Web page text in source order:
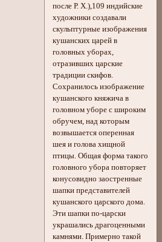
после Р. Х.),109 индийские
художники создавали
скульптурные изображения
кушанских царей в
головных уборах,
отразивших царские
традиции скифов.
Сохранилось изображение
кушанского княжича в
головном уборе с широким
обручем, над которым
возвышается оперенная
шея и голова хищной
птицы. Общая форма такого
головного убора повторяет
конусовидно заостренные
шапки представителей
кушанского царского дома.
Эти шапки по-царски
украшались драгоценными
камнями. Примерно такой